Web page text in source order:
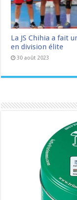
La JS Chihia a fait
en division élite
30 août 2023